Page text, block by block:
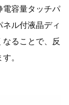
電容量タッチパ
ル付液晶ディ
ることで、反
。